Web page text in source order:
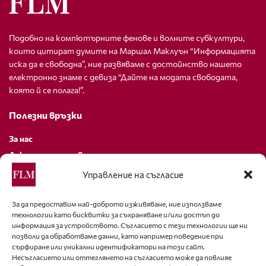
Управление на съгласие
За да предоставим най-доброто изживяване, ние използваме
технологии като бисквитки за съхраняване и/или достъп до
информация за устройството. Съгласието с тези технологии ще ни
позволи да обработваме данни, като например поведение при
сърфиране или уникални идентификатори на този сайт.
Несъгласието или оттеглянето на съгласието може да повлияе
Подобно на компютърните фенове и волните субкултури,
които цитират думите на Маршал Маклуън “Информацията
иска да е свободна”, ние развяваме с достойнство нашето
електронно знаме с девиза “Дайте на модата свободата,
която й се полага!”.
Полезни връзки
За нас
Декларация за поверителност
Политика за бисквитки
За контакти
editor@fashion-lifestyle.net
+359 88 227 33 47